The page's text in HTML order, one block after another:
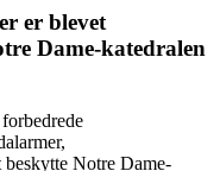
er blevet
Dame-katedralen
beskytte Notre Dame-